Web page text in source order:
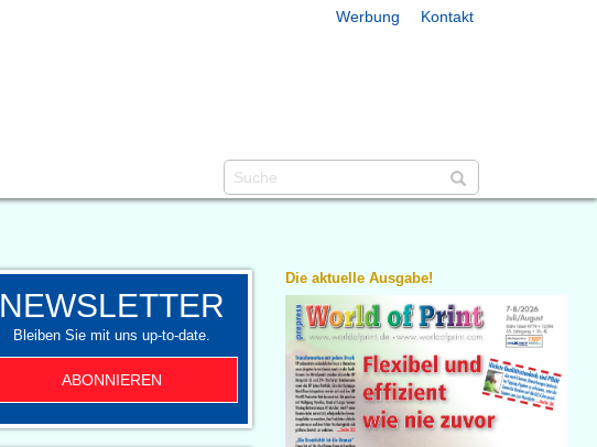
Werbung Kontakt
NEWSLETTER
Bleiben Sie mit uns up-to-date.
ABONNIEREN
Die aktuelle Ausgabe!